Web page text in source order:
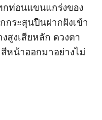
กท่อนแขนแกร่งของ
กระสุนปืนฝากฝังเข้า
สูงเสียหลัก ดวงตา
หน้าออกมาอย่างไม่